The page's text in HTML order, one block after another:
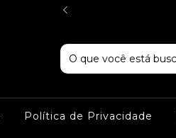
Política de Privacidade